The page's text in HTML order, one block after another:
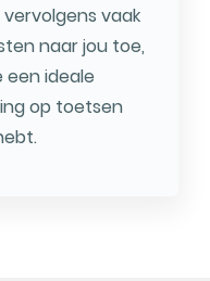
vaak
naar jou toe,
een ideale
op toetsen